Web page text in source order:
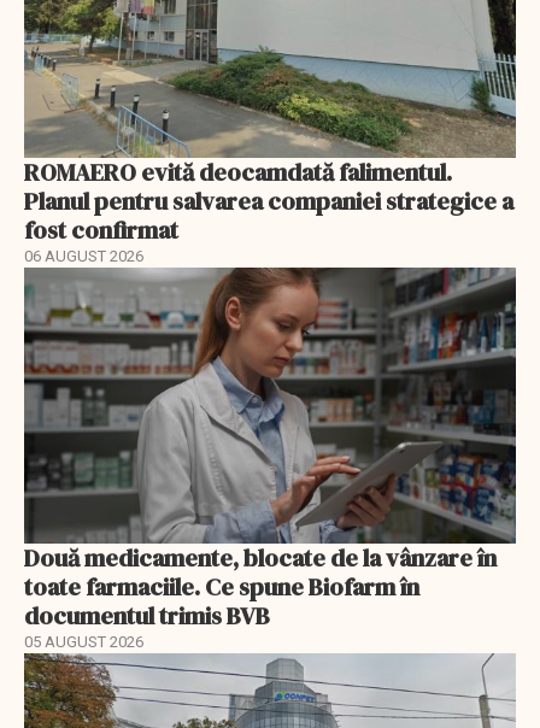
ROMAERO evită deocamdată falimentul.
Planul pentru salvarea companiei strategice a
fost confirmat
06 AUGUST 2026
Două medicamente, blocate de la vânzare în
toate farmaciile. Ce spune Biofarm în
documentul trimis BVB
05 AUGUST 2026